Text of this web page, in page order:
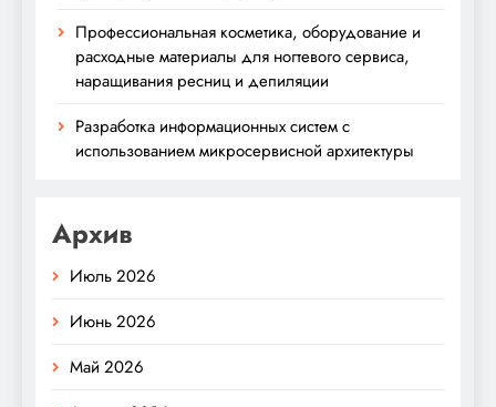
Профессиональная косметика, оборудование и
расходные материалы для ногтевого сервиса,
наращивания ресниц и депиляции
Разработка информационных систем с
использованием микросервисной архитектуры
Архив
Июль 2026
Июнь 2026
Май 2026